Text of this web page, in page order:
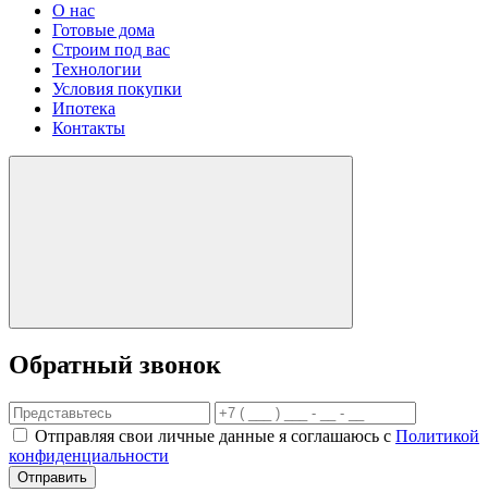
О нас
Готовые дома
Строим под вас
Технологии
Условия покупки
Ипотека
Контакты
Обратный звонок
Отправляя свои личные данные я соглашаюсь с Политикой
конфиденциальности
Отправить